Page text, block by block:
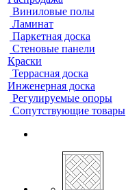
Виниловые полы
Ламинат
Паркетная доска
Стеновые панели
Краски
Террасная доска
Инженерная доска
Регулируемые опоры
Сопутствующие товары